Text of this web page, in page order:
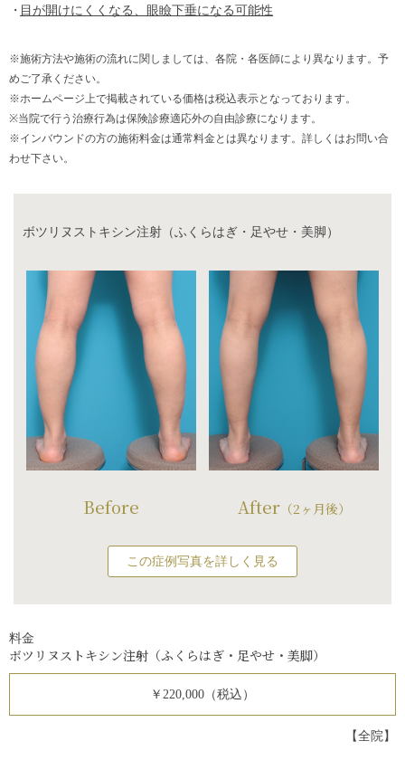
目が開けにくくなる、眼瞼下垂になる可能性
※施術方法や施術の流れに関しましては、各院・各医師により異なります。予
めご了承ください。
※ホームページ上で掲載されている価格は税込表示となっております。
※当院で行う治療行為は保険診療適応外の自由診療になります。
※インバウンドの方の施術料金は通常料金とは異なります。詳しくはお問い合
わせ下さい。
ボツリヌストキシン注射（ふくらはぎ・足やせ・美脚）
Before After（2ヶ月後）
この症例写真を詳しく見る
料金
ボツリヌストキシン注射（ふくらはぎ・足やせ・美脚）
￥220,000（税込）
【全院】